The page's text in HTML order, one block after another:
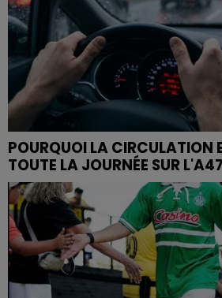
POURQUOI LA CIRCULATION
TOUTE LA JOURNÉE SUR